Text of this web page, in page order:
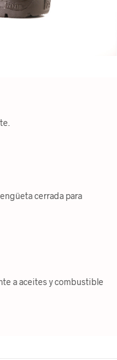
cerrada para
a aceites y combustible